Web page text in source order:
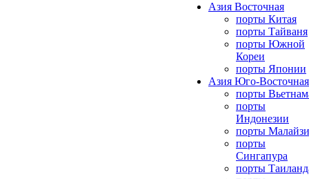
Азия Восточная
порты Китая
порты Тайваня
порты Южной
Кореи
порты Японии
Азия Юго-Восточная
порты
порты
Индонезии
порты
порты
Сингапура
порты